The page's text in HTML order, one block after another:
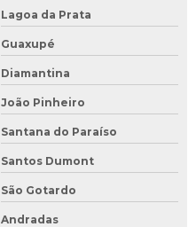
Lagoa da Prata
Guaxupé
Diamantina
João Pinheiro
Santana do Paraíso
Santos Dumont
São Gotardo
Andradas